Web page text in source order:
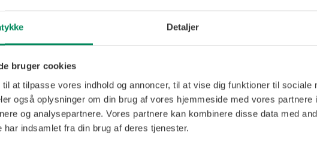
Detaljer
bruger cookies
at tilpasse vores indhold og annoncer, til at vise dig funktioner til sociale
også oplysninger om din brug af vores hjemmeside med vores partnere
og analysepartnere. Vores partnere kan kombinere disse data med
har indsamlet fra din brug af deres tjenester.